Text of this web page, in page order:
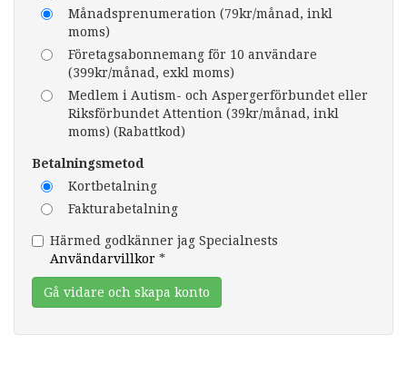
Månadsprenumeration (79kr/månad, inkl
moms)
Företagsabonnemang för 10 användare
(399kr/månad, exkl moms)
Medlem i Autism- och Aspergerförbundet eller
Riksförbundet Attention (39kr/månad, inkl
moms) (Rabattkod)
Betalningsmetod
Kortbetalning
Fakturabetalning
Härmed godkänner jag Specialnests
Användarvillkor *
Gå vidare och skapa konto